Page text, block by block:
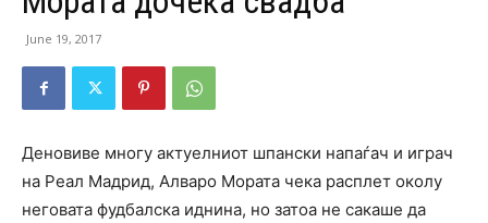
June 19, 2017
Деновиве многу актуелниот шпански напаѓач и играч
на Реал Мадрид, Алваро Мората чека расплет околу
неговата фудбалска иднина, но затоа не сакаше да